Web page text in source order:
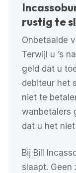
rustig te
Onbetaalde
Terwijl u ’s
geld dat u
debiteur het
niet te
wanbetalers
dat u het
Bij Bill
slaapt. Geen